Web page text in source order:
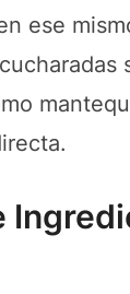
ese